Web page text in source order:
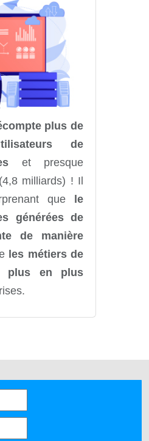
plus de
de
et presque
milliards) ! Il
que
le
générées de
de manière
les métiers de
plus en plus